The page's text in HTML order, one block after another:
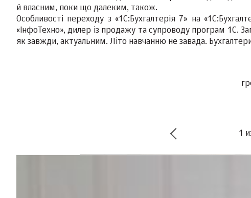
й власним, поки що далеким, також.
Особливості переходу з «1С:Бухгалтерія 7» на
«ІнфоТехно», дилер із продажу та супроводу програм 1С.
як завжди, актуальним. Літо навчанню не завада.
1